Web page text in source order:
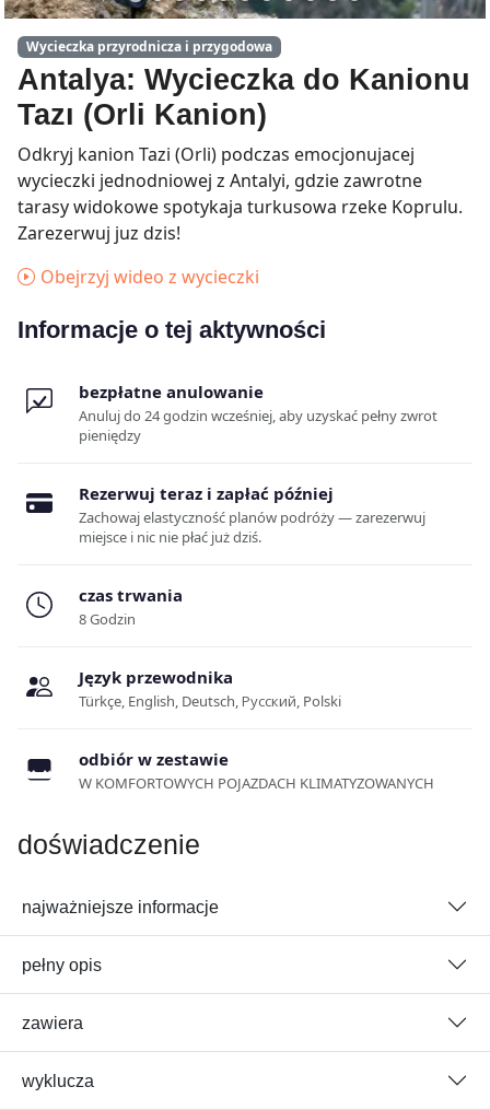
Wycieczka przyrodnicza i przygodowa
Antalya: Wycieczka do Kanionu
Tazı (Orli Kanion)
Odkryj kanion Tazi (Orli) podczas emocjonujacej
wycieczki jednodniowej z Antalyi, gdzie zawrotne
tarasy widokowe spotykaja turkusowa rzeke Koprulu.
Zarezerwuj juz dzis!
Obejrzyj wideo z wycieczki
Informacje o tej aktywności
bezpłatne anulowanie
Anuluj do 24 godzin wcześniej, aby uzyskać pełny zwrot
pieniędzy
Rezerwuj teraz i zapłać później
Zachowaj elastyczność planów podróży — zarezerwuj
miejsce i nic nie płać już dziś.
czas trwania
8 Godzin
Język przewodnika
Türkçe, English, Deutsch, Русский, Polski
odbiór w zestawie
W KOMFORTOWYCH POJAZDACH KLIMATYZOWANYCH
doświadczenie
najważniejsze informacje
pełny opis
zawiera
wyklucza